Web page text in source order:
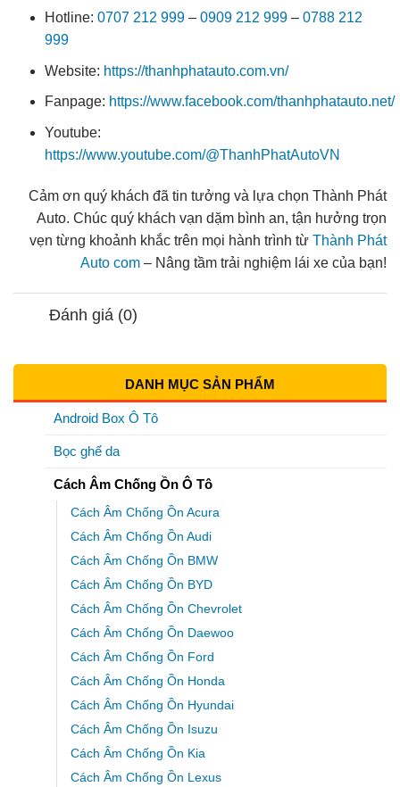
Hotline: 0707 212 999 – 0909 212 999 – 0788 212
999
Website: https://thanhphatauto.com.vn/
Fanpage: https://www.facebook.com/thanhphatauto.net/
Youtube:
https://www.youtube.com/@ThanhPhatAutoVN
Cảm ơn quý khách đã tin tưởng và lựa chọn Thành Phát
Auto. Chúc quý khách vạn dặm bình an, tận hưởng trọn
vẹn từng khoảnh khắc trên mọi hành trình từ Thành Phát
Auto com – Nâng tầm trải nghiệm lái xe của bạn!
Đánh giá (0)
DANH MỤC SẢN PHẨM
Android Box Ô Tô
Bọc ghế da
Cách Âm Chống Ồn Ô Tô
Cách Âm Chống Ồn Acura
Cách Âm Chống Ồn Audi
Cách Âm Chống Ồn BMW
Cách Âm Chống Ồn BYD
Cách Âm Chống Ồn Chevrolet
Cách Âm Chống Ồn Daewoo
Cách Âm Chống Ồn Ford
Cách Âm Chống Ồn Honda
Cách Âm Chống Ồn Hyundai
Cách Âm Chống Ồn Isuzu
Cách Âm Chống Ồn Kia
Cách Âm Chống Ồn Lexus